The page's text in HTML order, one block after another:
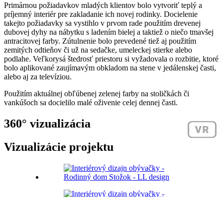
Primárnou požiadavkov mladých klientov bolo vytvoriť teplý a
príjemný interiér pre zakladanie ich novej rodinky. Docielenie
takejto požiadavky sa vystihlo v prvom rade použitím drevenej
dubovej dyhy na nábytku s ladením bielej a taktiež o niečo tmavšej
antracitovej farby. Zútulnenie bolo prevedené tiež aj použitím
zemitých odtieňov či už na sedačke, umeleckej stierke alebo
podlahe. Veľkorysá štedrosť priestoru si vyžadovala o rozbitie, ktoré
bolo aplikované zaujímavým obkladom na stene v jedálenskej časti,
alebo aj za televíziou.
Použitím aktuálnej obľúbenej zelenej farby na stoličkách či
vankúšoch sa docielilo malé oživenie celej dennej časti.
360° vizualizácia
Vizualizácie projektu